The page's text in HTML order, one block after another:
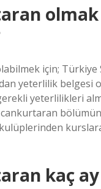
için; Türkiye
yeterlilik belgesi
yeterlilikleri
kaç ay